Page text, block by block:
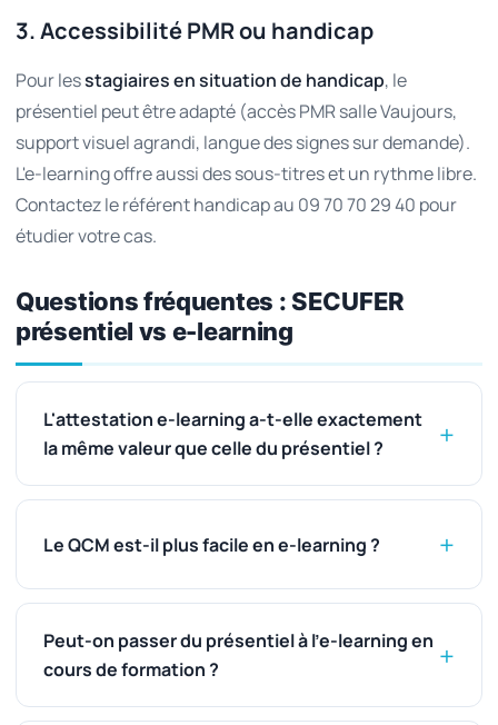
3. Accessibilité PMR ou handicap
Pour lesstagiaires en situation de handicap, le
présentiel peut être adapté (accès PMR salle Vaujours,
support visuel agrandi, langue des signes sur demande).
L'e-learning offre aussi des sous-titres et un rythme libre.
Contactez le référent handicap au 09 70 70 29 40 pour
étudier votre cas.
Questions fréquentes : SECUFER
présentiel vs e-learning
L'attestation e-learning a-t-elle exactement
la même valeur que celle du présentiel ?
Le QCM est-il plus facile en e-learning ?
Peut-on passer du présentiel à l'e-learning en
cours de formation ?